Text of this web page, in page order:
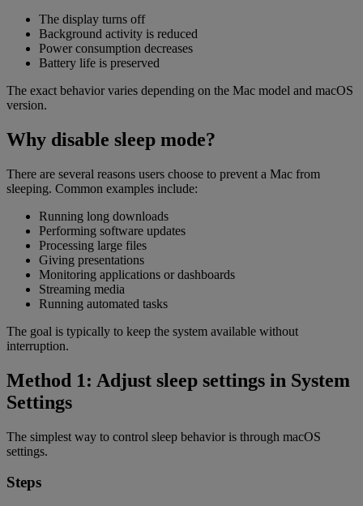
The display turns off
Background activity is reduced
Power consumption decreases
Battery life is preserved
The exact behavior varies depending on the Mac model and macOS
version.
Why disable sleep mode?
There are several reasons users choose to prevent a Mac from
sleeping. Common examples include:
Running long downloads
Performing software updates
Processing large files
Giving presentations
Monitoring applications or dashboards
Streaming media
Running automated tasks
The goal is typically to keep the system available without
interruption.
Method 1: Adjust sleep settings in System
Settings
The simplest way to control sleep behavior is through macOS
settings.
Steps